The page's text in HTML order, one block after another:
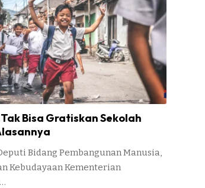
Bisa Gratiskan Sekolah
Bidang Pembangunan Manusia,
Kebudayaan Kementerian